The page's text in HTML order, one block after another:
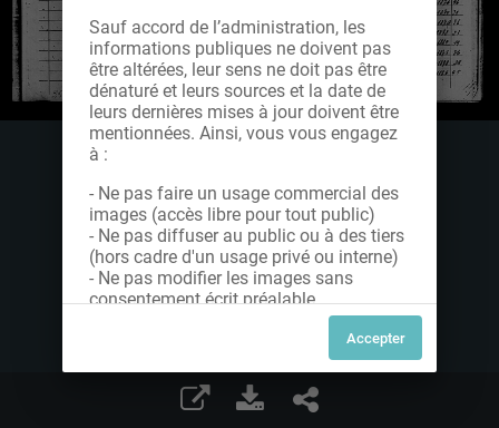
Sauf accord de l’administration, les
informations publiques ne doivent pas
être altérées, leur sens ne doit pas être
dénaturé et leurs sources et la date de
leurs dernières mises à jour doivent être
mentionnées. Ainsi, vous vous engagez
à :
- Ne pas faire un usage commercial des
images (accès libre pour tout public)
- Ne pas diffuser au public ou à des tiers
(hors cadre d'un usage privé ou interne)
- Ne pas modifier les images sans
consentement écrit préalable
Dans le cas contraire, nous vous invitons
à nous contacter afin de solliciter le type
de Licence souhaitée parmi celles
proposées et le cas échéant, acquitter